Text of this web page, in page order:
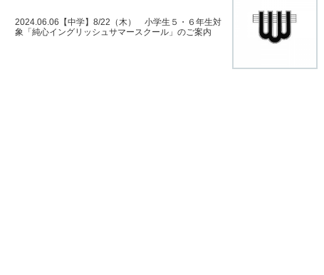
2024.06.06【中学】8/22（木） 小学生５・６年生対
象「純心イングリッシュサマースクール」のご案内